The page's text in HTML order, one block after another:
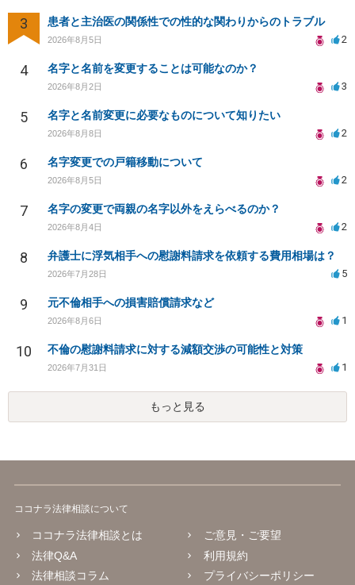
3 患者と主治医の関係性での性的な関わりからのトラブル
2026年8月5日 2
4 名字と名前を変更することは可能なのか？
2026年8月2日 3
5 名字と名前変更に必要なものについて知りたい
2026年8月8日 2
6 名字変更での戸籍移動について
2026年8月5日 2
7 名字の変更で両親の名字以外をえらべるのか？
2026年8月4日 2
8 弁護士に浮気相手への慰謝料請求を依頼する費用相場は？
2026年7月28日 5
9 元不倫相手への損害賠償請求など
2026年8月6日 1
10 不倫の慰謝料請求に対する減額交渉の可能性と対策
2026年7月31日 1
もっと見る
ココナラ法律相談について
ココナラ法律相談とは
法律Q&A
法律相談コラム
ご意見・ご要望
利用規約
プライバシーポリシー